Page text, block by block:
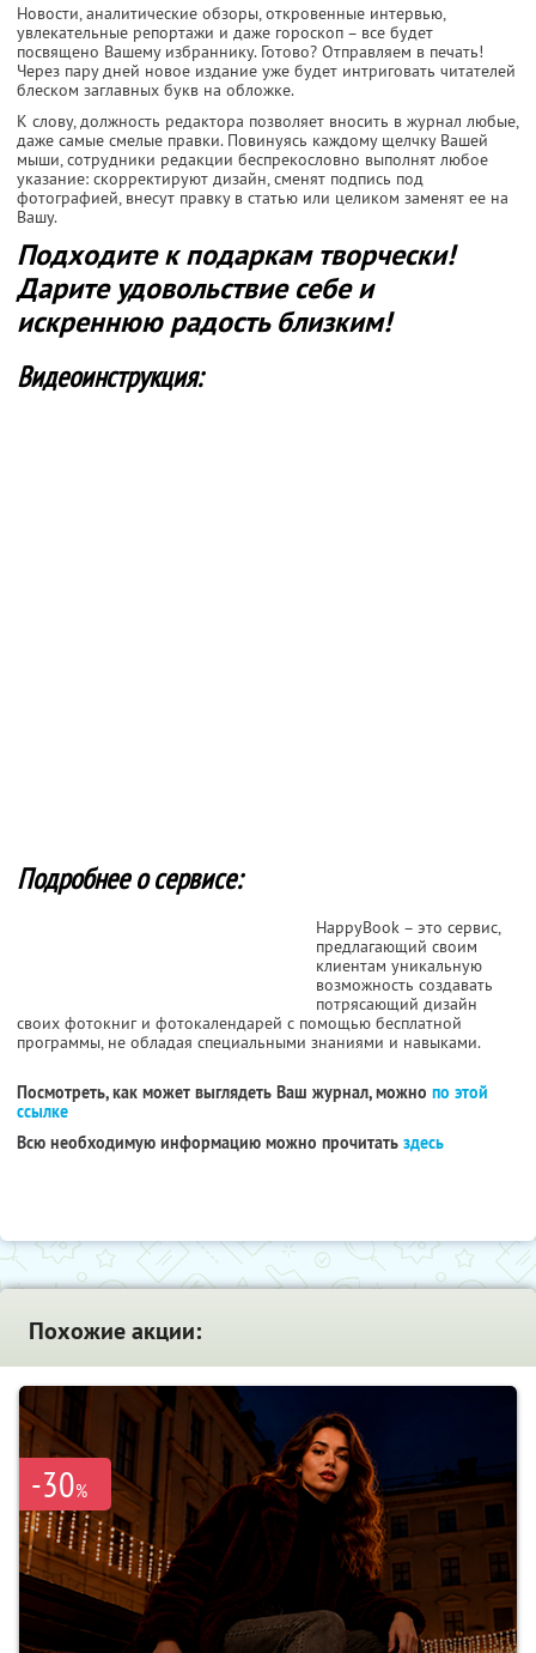
Новости, аналитические обзоры, откровенные интервью,
увлекательные репортажи и даже гороскоп – все будет
посвящено Вашему избраннику. Готово? Отправляем в печать!
Через пару дней новое издание уже будет интриговать читателей
блеском заглавных букв на обложке.
К слову, должность редактора позволяет вносить в журнал любые,
даже самые смелые правки. Повинуясь каждому щелчку Вашей
мыши, сотрудники редакции беспрекословно выполнят любое
указание: скорректируют дизайн, сменят подпись под
фотографией, внесут правку в статью или целиком заменят ее на
Вашу.
Подходите к подаркам творчески!
Дарите удовольствие себе и
искреннюю радость близким!
Видеоинструкция:
Подробнее о сервисе:
HappyBook – это сервис,
предлагающий своим
клиентам уникальную
возможность создавать
потрясающий дизайн
своих фотокниг и фотокалендарей с помощью бесплатной
программы, не обладая специальными знаниями и навыками.
Посмотреть, как может выглядеть Ваш журнал, можно по этой
ссылке
Всю необходимую информацию можно прочитать здесь
Похожие акции:
-30%